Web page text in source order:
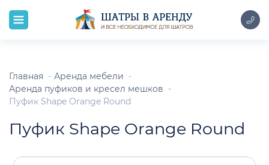
Главная
Аренда мебели
Аренда пуфиков и кресел мешков
Пуфик Shape Orange Round
Пуфик Shape Orange Round